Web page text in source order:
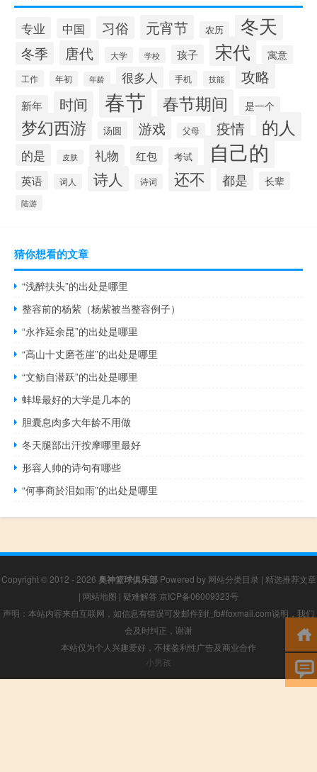
专业 中国 习俗 元宵节 农历 冬天
冬季 唐代 大学 学校 孩子 宋代 寓意
工作 年初 年龄 很多人 手机 技能 攻略
新年 时间 春节 春节期间 是一个
梦幻西游 汤圆 游戏 父母 疫情 的人
的是 皮肤 礼物 红包 考试 自己的
英语 词人 诗人 诗词 还不 都是 长辈
陆游
猜你想看的文章
“浅醉扶头”的出处是哪里
整容前的杨紫（杨紫被当整容例子）
“永祚延余昆”的出处是哪里
“高山十丈磨苍崖”的出处是哪里
“文鲂自潜跃”的出处是哪里
蚌埠最好的大学是几本的
胆囊息肉多大年龄不用做
冬天腿部出汗按摩哪里最好
形容人帅的诗句有哪些
“何事商於泪如雨”的出处是哪里
Copyright © 2012 - 2026 奥神篮球俱乐部Powered by 网站分类目录 | 精选推荐文章
| 网站地图 | 疑难解答 京ICP备06009323号
声明：本站内容来自互联网，如信息有错误可发邮件到f_fb#foxmail.com说明，我们
会及时纠正，谢谢
本站仅为个人兴趣爱好，不接盈利性广告及商业合作
小男孩